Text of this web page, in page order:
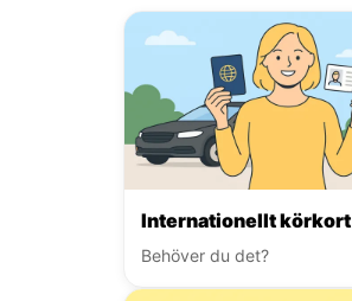
Internationellt körkort
Behöver du det?